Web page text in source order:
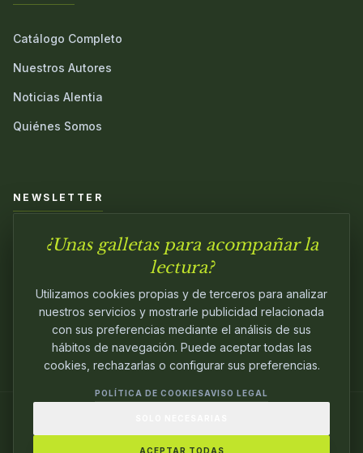
Catálogo Completo
Nuestros Autores
Noticias Alentia
Quiénes Somos
NEWSLETTER
Únete a nuestra comunidad y sé el primero en conocer las
PASIÓN.
¿Unas galletas para acompañar la
lectura?
Utilizamos cookies propias y de terceros para analizar
nuestros servicios y mostrarle publicidad relacionada
con sus preferencias mediante el análisis de sus
hábitos de navegación. Puede aceptar todas las
cookies, rechazarlas o configurar sus preferencias.
POLÍTICA DE COOKIESAVISO LEGAL
ACEPTAR TODAS